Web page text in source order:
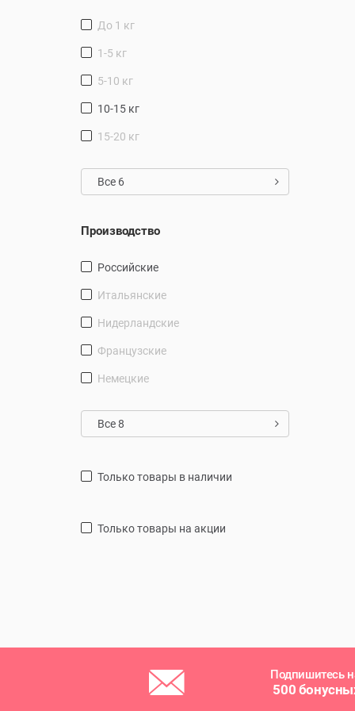
до 1 кг
1-5 кг
5-10 кг
10-15 кг
15-20 кг
Все 6
Производство
Российские
Итальянские
Нидерландские
Французские
Немецкие
Все 8
только товары в наличии
только товары на акции
Подпишитесь
500